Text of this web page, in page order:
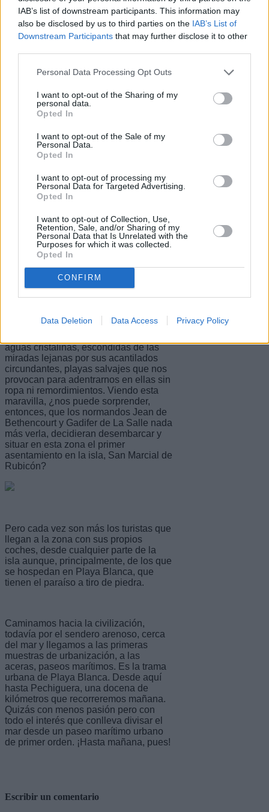
IAB’s list of downstream participants. This information may
also be disclosed by us to third parties on the IAB’s List of
Downstream Participants that may further disclose it to other
Personal Data Processing Opt Outs
I want to opt-out of the Sharing of my
personal data.
Opted In
I want to opt-out of the Sale of my
Personal Data.
Opted In
I want to opt-out of processing my
Personal Data for Targeted Advertising.
Opted In
I want to opt-out of Collection, Use,
Retention, Sale, and/or Sharing of my
Personal Data that Is Unrelated with the
Purposes for which it was collected.
Opted In
CONFIRM
Data Deletion Data Access Privacy Policy
El calor se agranda cuando nos
se desvanece un poco al volver a la
loma, suavizado por los alisios, pero es
una de las principales exigencias de la
alejada ahora del litoral, a los pies del
macizo. Vemos los picos de Hacha
Grande y de Hacha Chico, que dan
nombre a la zona, a lo lejos. Las
señales ayudan a no perderse, aunque
siguiendo el camino y teniendo claro
no tendría mucho sentido seguir
señales que nos ingresan en el macizo
y nos desvían hacia Femés. Nuestro
lejos las playas de Papagayo, otro de
los grandes tesoros naturales de este
espacio.
Estamos acercándonos a esa punta
de jable impoluto y aguas cristalinas
invitándote al baño. ¡Son siete, siete
aguas cristalinas, escondidas de las
miradas lejanas por sus acantilados
circundantes, playas salvajes que nos
provocan para adentrarnos en ellas sin
ropa ni remordimientos. Viendo esta
maravilla, ¿nos puede sorprender,
entonces, que los normandos Jean de
Bethencourt y Gadifer de La Salle nada
más verla, decidieran desembarcar y
situar en esta zona el primer
asentamiento en la isla, San Marcial de
Rubicón?
Pero cada vez son más los turistas que
llegan a la zona con sus propios
coches, desde cualquier parte de la
isla aunque, principalmente, de los que
se hospedan en Playa Blanca, que
tienen el paraíso a tiro de piedra.
Caminamos hacia la civilización,
todavía por el sendero arenoso, cerca
del mar y llegamos a las primeras
muestras de urbanización, a las
aceras, paseos marítimos. Es la trama
urbana de Playa Blanca. Desde aquí
hasta Pechiguera, una docena de
kilómetros que recorreremos mañana.
Quizás con menos pasión pero con
todo el interés que conlleva divisar el
mar desde un paseo marítimo urbano
de primer orden. ¡Hasta mañana, pues!
Escribir un comentario